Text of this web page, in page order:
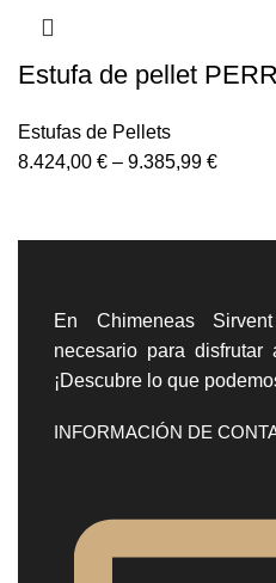
Estufa de pellet
Estufas de Pellets
8.424,00 € – 9.385,99 €
En Chimeneas
necesario para
¡Descubre lo que
INFORMACIÓN DE